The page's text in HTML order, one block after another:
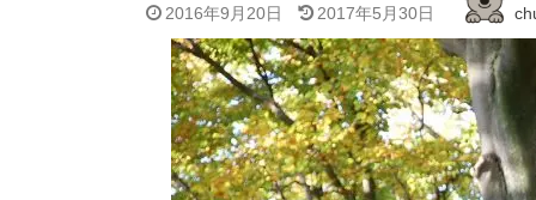
2016年9月20日 2017年5月30日